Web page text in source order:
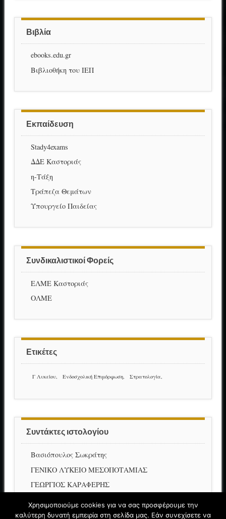
Βιβλία
ebooks.edu.gr
Βιβλιοθήκη του ΙΕΠ
Εκπαίδευση
Stady4exams
ΔΔΕ Καστοριάς
η-Τάξη
Τράπεζα Θεμάτων
Υπουργείο Παιδείας
Συνδικαλιστικοί Φορείς
ΕΛΜΕ Καστοριάς
ΟΛΜΕ
Ετικέτες
Γ Λυκείου Ενδοσχολική Επιμόρφωση Στρατολογία
Συντάκτες ιστολογίου
Βασιόπουλος Σωκράτης
ΓΕΝΙΚΟ ΛΥΚΕΙΟ ΜΕΣΟΠΟΤΑΜΙΑΣ
ΓΕΩΡΓΙΟΣ ΚΑΡΑΦΕΡΗΣ
Χρησιμοποιούμε cookies για να σας προσφέρουμε την
καλύτερη δυνατή εμπειρία στη σελίδα μας. Εάν συνεχίσετε να